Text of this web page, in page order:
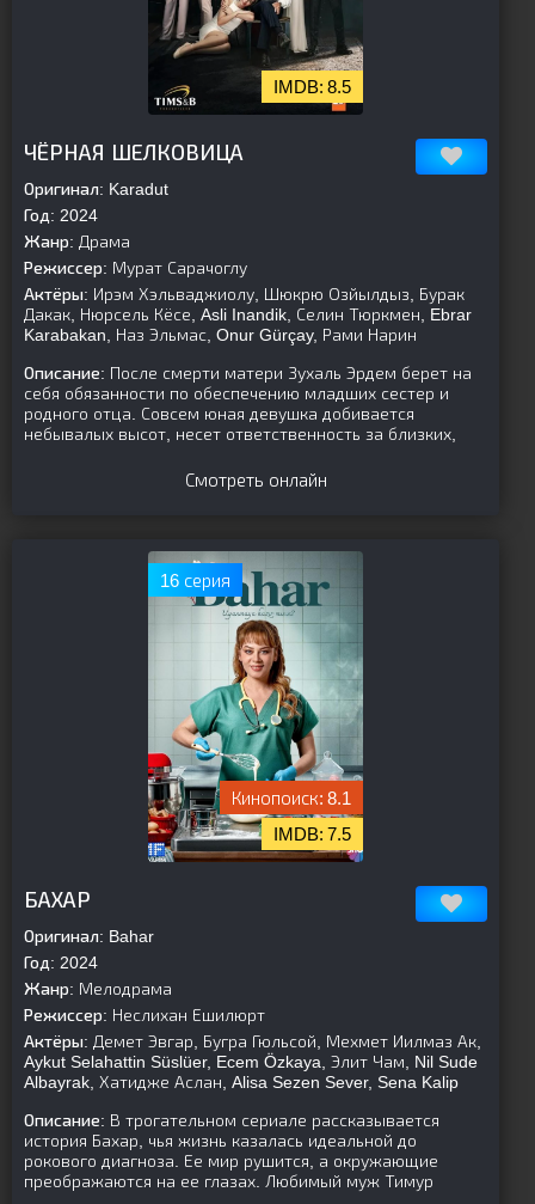
8.5
ЧЁРНАЯ ШЕЛКОВИЦА
Оригинал: Karadut
Год: 2024
Жанр: Драма
Режиссер: Мурат Сарачоглу
Актёры: Ирэм Хэльваджиолу, Шюкрю Озйылдыз, Бурак
Дакак, Нюрсель Кёсе, Asli Inandik, Селин Тюркмен, Ebrar
Karabakan, Наз Эльмас, Onur Gürçay, Рами Нарин
Описание: После смерти матери Зухаль Эрдем берет на
себя обязанности по обеспечению младших сестер и
родного отца. Совсем юная девушка добивается
небывалых высот, несет ответственность за близких,
Смотреть онлайн
16 серия
8.1
7.5
БАХАР
Оригинал: Bahar
Год: 2024
Жанр: Мелодрама
Режиссер: Неслихан Ешилюрт
Актёры: Демет Эвгар, Бугра Гюльсой, Мехмет Иилмаз Ак,
Aykut Selahattin Süslüer, Ecem Özkaya, Элит Чам, Nil Sude
Albayrak, Хатидже Аслан, Alisa Sezen Sever, Sena Kalip
Описание: В трогательном сериале рассказывается
история Бахар, чья жизнь казалась идеальной до
рокового диагноза. Ее мир рушится, а окружающие
преображаются на ее глазах. Любимый муж Тимур